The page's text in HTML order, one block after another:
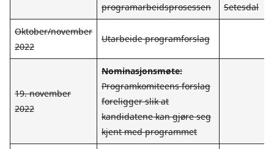
programarbeidsprosessen
Setesdal
Oktober/november
2022
Utarbeide programforslag
19. november
2022
Nominasjonsmøte:
Programkomiteens forslag
foreligger slik at
kandidatene kan gjøre seg
kjent med programmet